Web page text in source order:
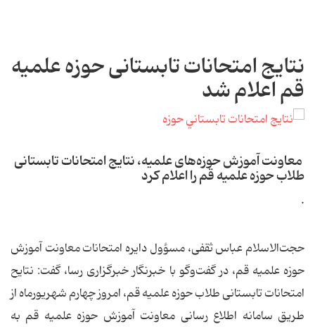
نتایج امتحانات تابستانی حوزه علمیه
قم اعلام ‌شد
معاونت آموزش حوزه‌های علمیه، نتایج امتحانات تابستانی
طلاب حوزه علمیه قم را اعلام کرد
.
حجت‌الاسلام عباس ثقفی، مسؤول دایره امتحانات معاونت آموزش
حوزه علمیه قم، در گفت‌وگو با خبرنگار خبرگزاری رسا، گفت: نتایح
امتحانات تابستانی طلاب حوزه علمیه قم، امروز چهارم شهریورماه از
طریق سامانه اطلاع رسانی معاونت آموزش حوزه علمیه قم به